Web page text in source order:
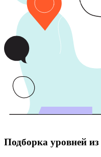
Подборка уровней из